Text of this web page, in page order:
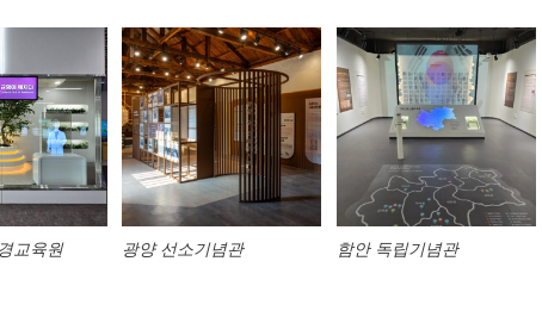
교육원 광양 선소기념관 함안 독립기념관